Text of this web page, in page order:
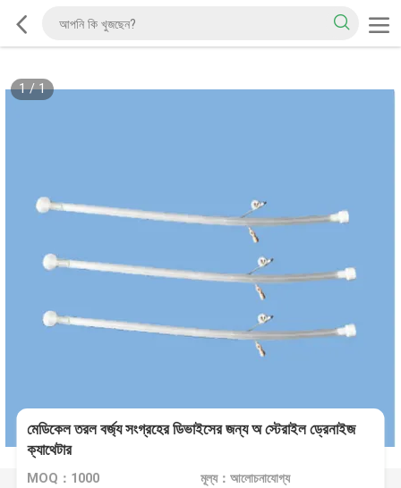
1/1
মেডিকেল তরল বর্জ্য সংগ্রহের ডিভাইসের জন্য অ স্টেরাইল ড্রেনাইজ
ক্যাথেটার
MOQ：1000 মূল্য：আলোচনাযোগ্য